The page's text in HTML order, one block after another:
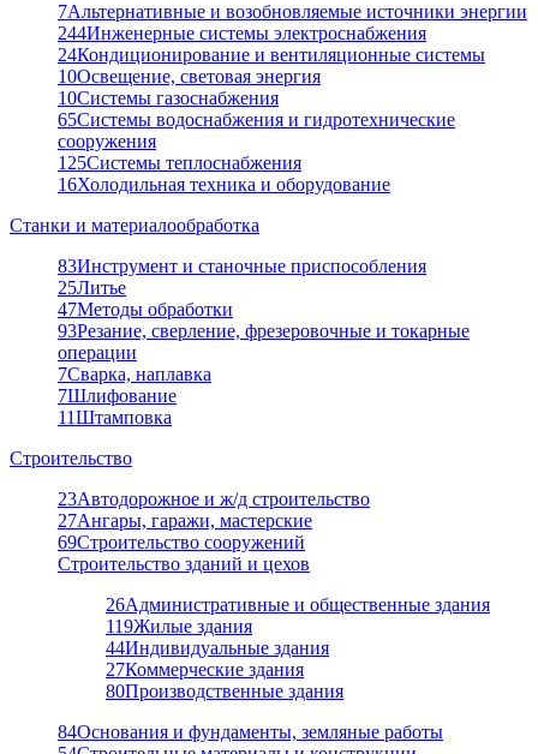
7Альтернативные и возобновляемые источники энергии
244Инженерные системы электроснабжения
24Кондиционирование и вентиляционные системы
10Освещение, световая энергия
10Системы газоснабжения
65Системы водоснабжения и гидротехнические
сооружения
125Системы теплоснабжения
16Холодильная техника и оборудование
Станки и материалообработка
83Инструмент и станочные приспособления
25Литье
47Методы обработки
93Резание, сверление, фрезеровочные и токарные
операции
7Сварка, наплавка
7Шлифование
11Штамповка
Строительство
23Автодорожное и ж/д строительство
27Ангары, гаражи, мастерские
69Строительство сооружений
Строительство зданий и цехов
26Административные и общественные здания
119Жилые здания
44Индивидуальные здания
27Коммерческие здания
80Производственные здания
84Основания и фундаменты, земляные работы